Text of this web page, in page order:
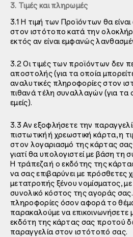
3. Τιμές και πληρωμές
3.1 Η τιμή των Προϊόντων θα
στον ιστότοπο κατά την
εκτός αν είναι εμφανώς
3.2 Οι τιμές των προϊόντων δεν
αποστολής (για τα οποία
αναλυτικές πληροφορίες στον
πιθανά τέλη συναλλαγών (για τα
εμείς).
3.3 Αν εξοφλήσετε την
πιστωτική ή χρεωστική κάρτα, η
στον λογαριασμό της κάρτας σας
γιατί θα υπολογιστεί με βάση τη
Η τράπεζα ή ο εκδότης της
να σας επιβαρύνει με πρόσθετες
μετατροπής ξένου νομίσματος, με
συνολικό κόστος της αγοράς σας.
πληροφορίες όσον αφορά το
παρακαλούμε να επικοινωνήσετε
εκδότη της κάρτας σας προτού
παραγγελία στον ιστότοπό σας.